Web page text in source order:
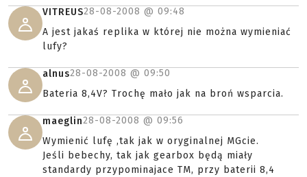
VITREUS28-08-2008 @ 09:48
A jest jakaś replika w której nie można wymieniać
lufy?
alnus28-08-2008 @ 09:50
Bateria 8,4V? Trochę mało jak na broń wsparcia.
maeglin28-08-2008 @ 09:56
Wymienić lufę ,tak jak w oryginalnej MGcie.
Jeśli bebechy, tak jak gearbox będą miały
standardy przypominajace TM, przy baterii 8,4